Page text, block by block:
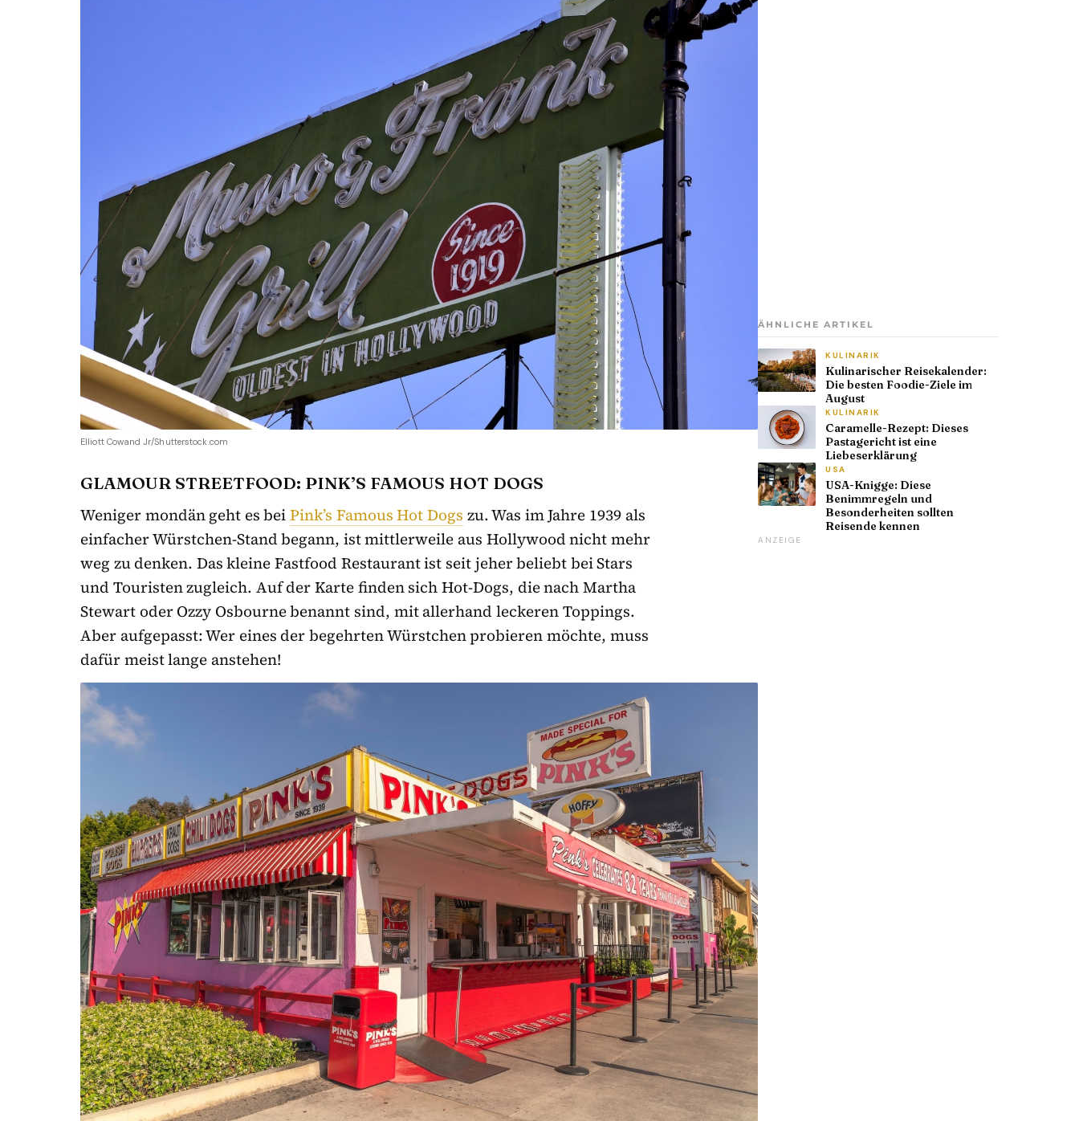
Elliott Cowand Jr/Shutterstock.com
GLAMOUR STREETFOOD: PINK’S FAMOUS HOT DOGS
Weniger mondän geht es beiPink’s Famous Hot Dogs zu. Was im Jahre 1939 als
einfacher Würstchen-Stand begann, ist mittlerweile aus Hollywood nicht mehr
weg zu denken. Das kleine Fastfood Restaurant ist seit jeher beliebt bei Stars
und Touristen zugleich. Auf der Karte finden sich Hot-Dogs, die nach Martha
Stewart oder Ozzy Osbourne benannt sind, mit allerhand leckeren Toppings.
Aber aufgepasst: Wer eines der begehrten Würstchen probieren möchte, muss
dafür meist lange anstehen!
ÄHNLICHE ARTIKEL
KULINARIK
Kulinarischer Reisekalender:
Die besten Foodie-Ziele im
August
KULINARIK
Caramelle-Rezept: Dieses
Pastagericht ist eine
Liebeserklärung
USA
USA-Knigge: Diese
Benimmregeln und
Besonderheiten sollten
Reisende kennen
ANZEIGE